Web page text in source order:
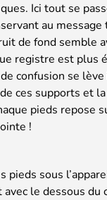
Ici tout se
au
de fond semble
registre est plus
confusion se
ces supports et
pieds repose
!
pieds sous
le dessous du